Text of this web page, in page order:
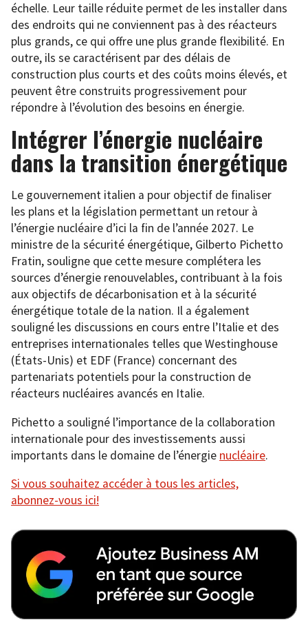
échelle. Leur taille réduite permet de les installer dans
des endroits qui ne conviennent pas à des réacteurs
plus grands, ce qui offre une plus grande flexibilité. En
outre, ils se caractérisent par des délais de
construction plus courts et des coûts moins élevés, et
peuvent être construits progressivement pour
répondre à l’évolution des besoins en énergie.
Intégrer l’énergie nucléaire
dans la transition énergétique
Le gouvernement italien a pour objectif de finaliser
les plans et la législation permettant un retour à
l’énergie nucléaire d’ici la fin de l’année 2027. Le
ministre de la sécurité énergétique, Gilberto Pichetto
Fratin, souligne que cette mesure complétera les
sources d’énergie renouvelables, contribuant à la fois
aux objectifs de décarbonisation et à la sécurité
énergétique totale de la nation. Il a également
souligné les discussions en cours entre l’Italie et des
entreprises internationales telles que Westinghouse
(États-Unis) et EDF (France) concernant des
partenariats potentiels pour la construction de
réacteurs nucléaires avancés en Italie.
Pichetto a souligné l’importance de la collaboration
internationale pour des investissements aussi
importants dans le domaine de l’énergie nucléaire.
Si vous souhaitez accéder à tous les articles,
abonnez-vous ici!